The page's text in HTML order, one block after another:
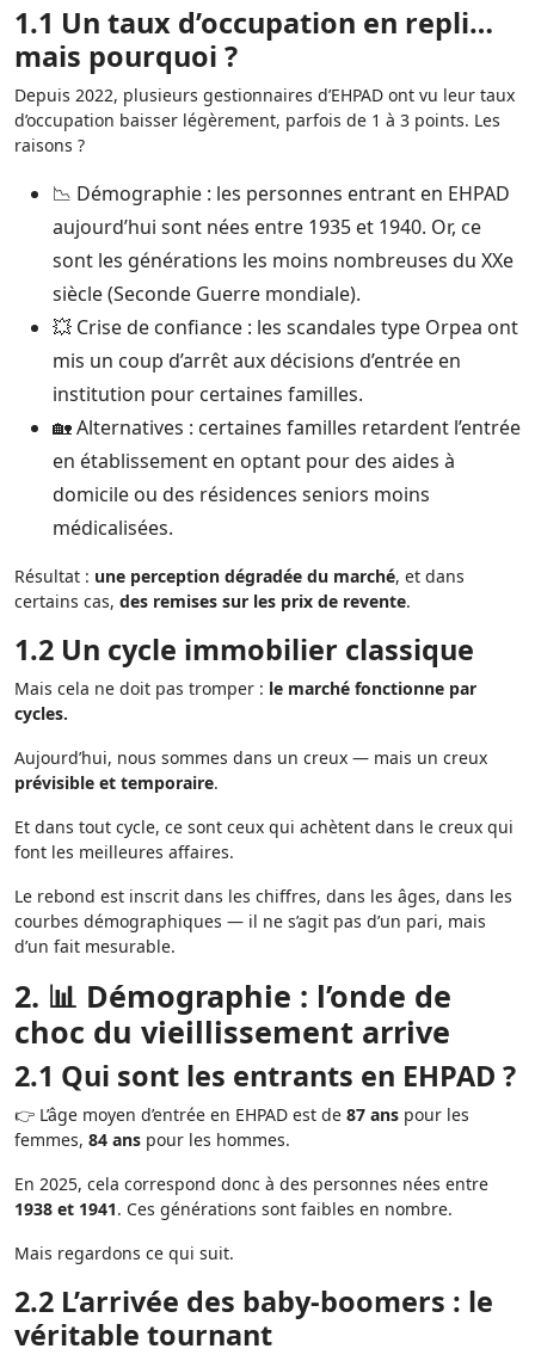
1.1 Un taux d’occupation en repli…
mais pourquoi ?
Depuis 2022, plusieurs gestionnaires d’EHPAD ont vu leur taux
d’occupation baisser légèrement, parfois de 1 à 3 points. Les
raisons ?
📉 Démographie : les personnes entrant en EHPAD
aujourd’hui sont nées entre 1935 et 1940. Or, ce
sont les générations les moins nombreuses du XXe
siècle (Seconde Guerre mondiale).
💥 Crise de confiance : les scandales type Orpea ont
mis un coup d’arrêt aux décisions d’entrée en
institution pour certaines familles.
🏡 Alternatives : certaines familles retardent l’entrée
en établissement en optant pour des aides à
domicile ou des résidences seniors moins
médicalisées.
Résultat : une perception dégradée du marché, et dans
certains cas, des remises sur les prix de revente.
1.2 Un cycle immobilier classique
Mais cela ne doit pas tromper : le marché fonctionne par
cycles.
Aujourd’hui, nous sommes dans un creux — mais un creux
prévisible et temporaire.
Et dans tout cycle, ce sont ceux qui achètent dans le creux qui
font les meilleures affaires.
Le rebond est inscrit dans les chiffres, dans les âges, dans les
courbes démographiques — il ne s’agit pas d’un pari, mais
d’un fait mesurable.
2. 📊 Démographie : l’onde de
choc du vieillissement arrive
2.1 Qui sont les entrants en EHPAD ?
👉 L’âge moyen d’entrée en EHPAD est de 87 ans pour les
femmes, 84 ans pour les hommes.
En 2025, cela correspond donc à des personnes nées entre
1938 et 1941. Ces générations sont faibles en nombre.
Mais regardons ce qui suit.
2.2 L’arrivée des baby-boomers : le
véritable tournant